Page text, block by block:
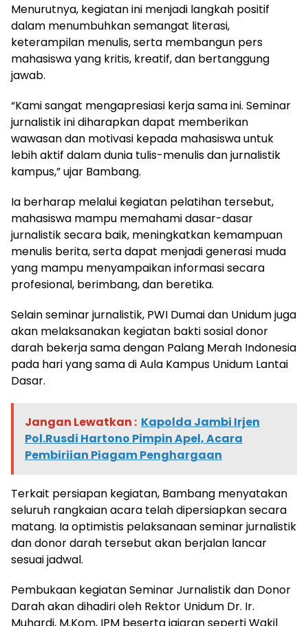
Menurutnya, kegiatan ini menjadi langkah positif
dalam menumbuhkan semangat literasi,
keterampilan menulis, serta membangun pers
mahasiswa yang kritis, kreatif, dan bertanggung
jawab.
“Kami sangat mengapresiasi kerja sama ini. Seminar
jurnalistik ini diharapkan dapat memberikan
wawasan dan motivasi kepada mahasiswa untuk
lebih aktif dalam dunia tulis-menulis dan jurnalistik
kampus,” ujar Bambang.
Ia berharap melalui kegiatan pelatihan tersebut,
mahasiswa mampu memahami dasar-dasar
jurnalistik secara baik, meningkatkan kemampuan
menulis berita, serta dapat menjadi generasi muda
yang mampu menyampaikan informasi secara
profesional, berimbang, dan beretika.
Selain seminar jurnalistik, PWI Dumai dan Unidum juga
akan melaksanakan kegiatan bakti sosial donor
darah bekerja sama dengan Palang Merah Indonesia
pada hari yang sama di Aula Kampus Unidum Lantai
Dasar.
Jangan Lewatkan : Kapolda Jambi Irjen
Pol.Rusdi Hartono Pimpin Apel, Acara
Pembiriian Piagam Penghargaan
Terkait persiapan kegiatan, Bambang menyatakan
seluruh rangkaian acara telah dipersiapkan secara
matang. Ia optimistis pelaksanaan seminar jurnalistik
dan donor darah tersebut akan berjalan lancar
sesuai jadwal.
Pembukaan kegiatan Seminar Jurnalistik dan Donor
Darah akan dihadiri oleh Rektor Unidum Dr. Ir.
Muhardi, M.Kom, IPM beserta jajaran seperti Wakil